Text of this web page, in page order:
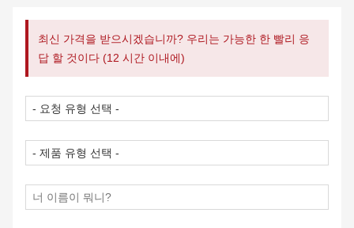
최신 가격을 받으시겠습니까? 우리는 가능한 한 빨리 응
답 할 것이다 (12 시간 이내에)